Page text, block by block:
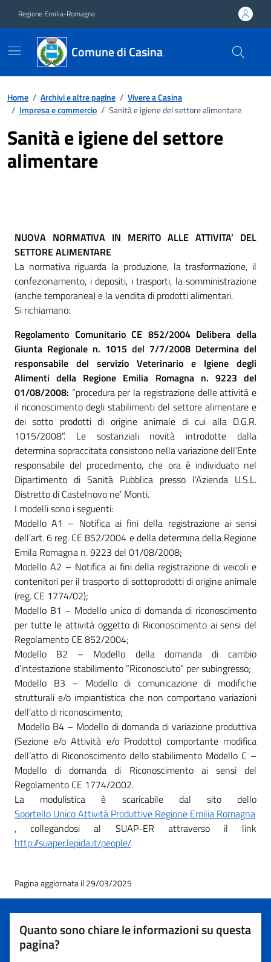
Regione Emilia-Romagna
Comune di Casina
Home / Archivi e altre pagine / Vivere a Casina
/ Impresa e commercio / Sanità e igiene del settore alimentare
Sanità e igiene del settore
alimentare
NUOVA NORMATIVA IN MERITO ALLE ATTIVITA’ DEL
SETTORE ALIMENTARE
La normativa riguarda la produzione, la trasformazione, il
confezionamento, i depositi, i trasporti, la somministrazione
(anche temporanea) e la vendita di prodotti alimentari.
Si richiamano:
Regolamento Comunitario CE 852/2004 Delibera della
Giunta Regionale n. 1015 del 7/7/2008 Determina del
responsabile del servizio Veterinario e Igiene degli
Alimenti della Regione Emilia Romagna n. 9223 del
01/08/2008: “procedura per la registrazione delle attività e
il riconoscimento degli stabilimenti del settore alimentare e
dei sotto prodotti di origine animale di cui alla D.G.R.
1015/2008”. Le sostanziali novità introdotte dalla
determina sopraccitata consistono nella variazione dell’Ente
responsabile del procedimento, che ora è individuato nel
Dipartimento di Sanità Pubblica presso l’Azienda U.S.L.
Distretto di Castelnovo ne’ Monti.
I modelli sono i seguenti:
Modello A1 – Notifica ai fini della registrazione ai sensi
dell’art. 6 reg. CE 852/2004 e della determina della Regione
Emila Romagna n. 9223 del 01/08/2008;
Modello A2 – Notifica ai fini della registrazione di veicoli e
contenitori per il trasporto di sottoprodotti di origine animale
(reg. CE 1774/02);
Modello B1 – Modello unico di domanda di riconoscimento
per tutte le attività oggetto di Riconoscimento ai sensi del
Regolamento CE 852/2004;
Modello B2 – Modello della domanda di cambio
d’intestazione stabilimento “Riconosciuto” per subingresso;
Modello B3 – Modello di comunicazione di modifiche
strutturali e/o impiantistica che non comportano variazioni
dell’atto di riconoscimento;
Modello B4 – Modello di domanda di variazione produttiva
(Sezione e/o Attività e/o Prodotto) comportante modifica
dell’atto di Riconoscimento dello stabilimento Modello C –
Modello di domanda di Riconoscimento ai sensi del
Regolamento CE 1774/2002.
La modulistica è scaricabile dal sito dello
Sportello Unico Attività Produttive Regione Emilia Romagna
,collegandosi al SUAP-ER attraverso il link
http://suaper.lepida.it/people/
Pagina aggiornata il 29/03/2025
Quanto sono chiare le informazioni su questa
pagina?